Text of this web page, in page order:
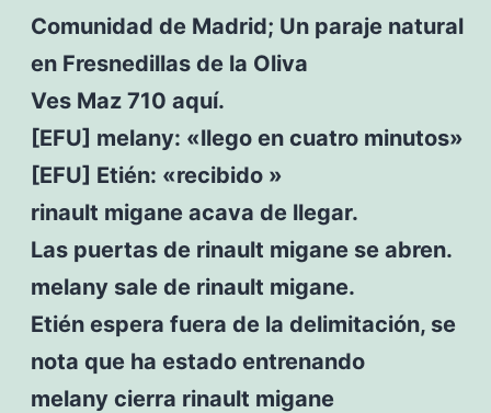
Comunidad de Madrid; Un paraje natural
en Fresnedillas de la Oliva
Ves Maz 710 aquí.
[EFU] melany: «llego en cuatro minutos»
[EFU] Etién: «recibido »
rinault migane acava de llegar.
Las puertas de rinault migane se abren.
melany sale de rinault migane.
Etién espera fuera de la delimitación, se
nota que ha estado entrenando
melany cierra rinault migane